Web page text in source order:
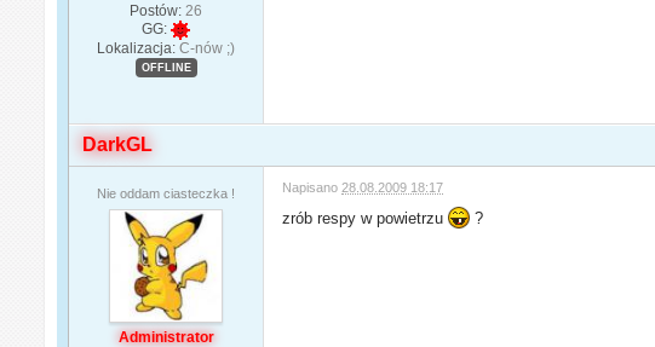
Postów: 26
GG:
Lokalizacja: C-nów ;)
OFFLINE
DarkGL
Nie oddam ciasteczka !
Administrator
Napisano 28.08.2009 18:17
zrób respy w powietrzu ?